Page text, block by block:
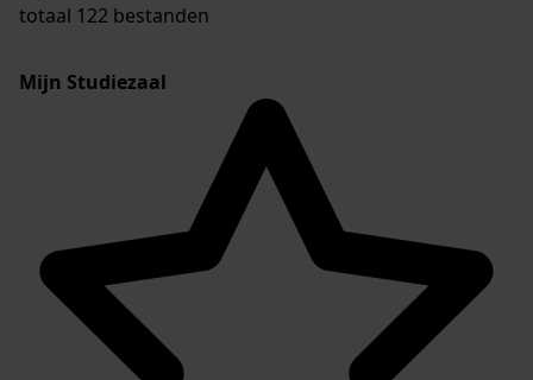
totaal 122 bestanden
Mijn Studiezaal